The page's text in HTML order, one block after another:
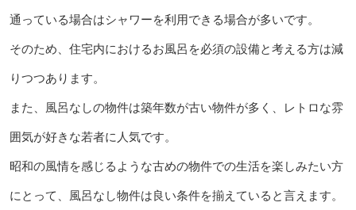
通っている場合はシャワーを利用できる場合が多いです。
そのため、住宅内におけるお風呂を必須の設備と考える方は減
りつつあります。
また、風呂なしの物件は築年数が古い物件が多く、レトロな雰
囲気が好きな若者に人気です。
昭和の風情を感じるような古めの物件での生活を楽しみたい方
にとって、風呂なし物件は良い条件を揃えていると言えます。